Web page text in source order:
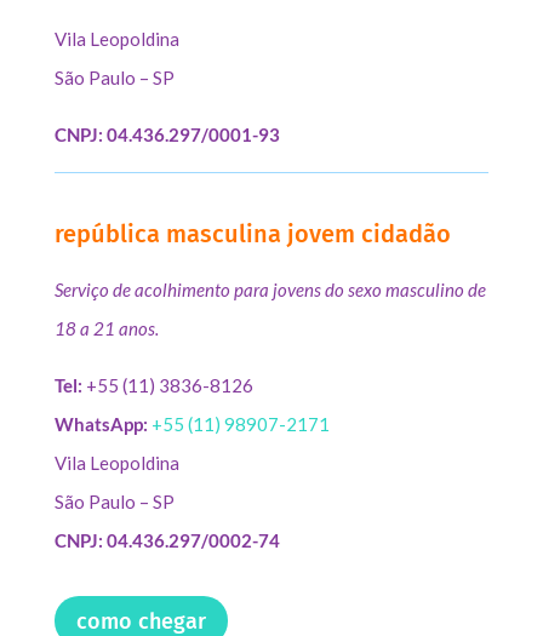
Vila Leopoldina
São Paulo – SP
CNPJ: 04.436.297/0001-93
república masculina jovem cidadão
Serviço de acolhimento para jovens do sexo masculino de
18 a 21 anos.
Tel: +55 (11) 3836-8126
WhatsApp: +55 (11) 98907-2171
Vila Leopoldina
São Paulo – SP
CNPJ: 04.436.297/0002-74
como chegar